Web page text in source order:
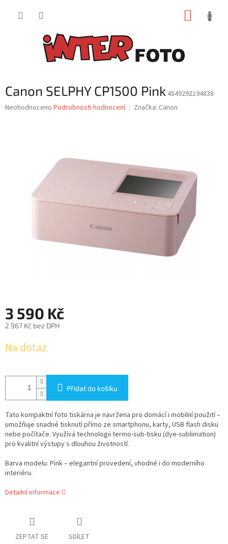
Canon SELPHY CP1500 Pink 4549292194838
Průměrné
Neohodnoceno Podrobnosti hodnocení Značka: Canon
3 590 Kč
2 967 Kč bez DPH
cena:
Na dotaz
Přidat do košíku
Tato kompaktní foto tiskárna je navržena pro domácí i mobilní použití –
umožňuje snadné tisknutí přímo ze smartphonu, karty, USB flash disku
nebo počítače. Využívá technologii termo-sub-tisku (dye-sublimation)
pro kvalitní výstupy s dlouhou životností.
Barva modelu: Pink – elegantní provedení, vhodné i do moderního
interiéru.
Detailní informace
ZEPTAT SE SDÍLET